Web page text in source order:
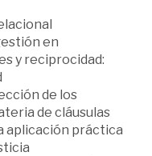
en
y reciprocidad:
de los
de cláusulas
aplicación práctica